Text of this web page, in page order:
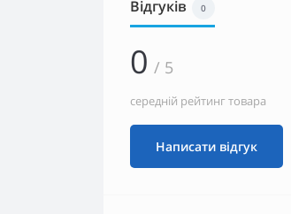
Відгуків 0
0 / 5
середній рейтинг товара
Написати відгук